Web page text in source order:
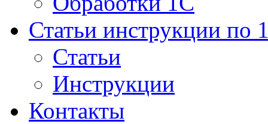
Статьи инструкции по
Статьи
Инструкции
Контакты